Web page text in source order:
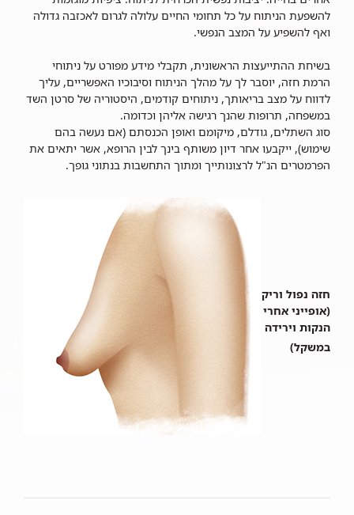
להשפעת הניתוח על כל תחומי החיים עלולה לגרום לאכזבה גדולה
ואף להשפיע על המצב הנפשי.
בשיחת ההתייעצות הראשונית, תקבלי מידע מפורט על ניתוחי
הרמת חזה, יוסבר לך על מהלך הניתוח וסיבוכיו האפשריים, עליך
לדווח על מצב בריאותך, ניתוחים קודמים, היסטוריה של סרטן השד
במשפחה, תרופות שהנך רגישה אליהן וכדומה.
סוג השתלים, גודלם, מיקומם ואופן הכנסתם (אם נעשה בהם
שימוש), ייקבעו אחר דיון משותף בינך לבין הרופא, אשר יתאים את
הפרמטרים הנ"ל לרצונותייך ומתוך התחשבות בנתוני גופך.
​חזה נפול וריק
(אופייני אחרי
הנקות וירידה
במשקל)